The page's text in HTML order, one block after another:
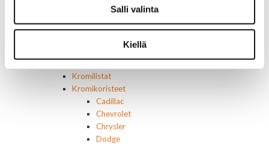
Salli valinta
Kiellä
Ulkopuolen varusteet ja ehostus
Astinlaudat ja -putket
Kromilistat
Kromikoristeet
Cadillac
Chevrolet
Chrysler
Dodge